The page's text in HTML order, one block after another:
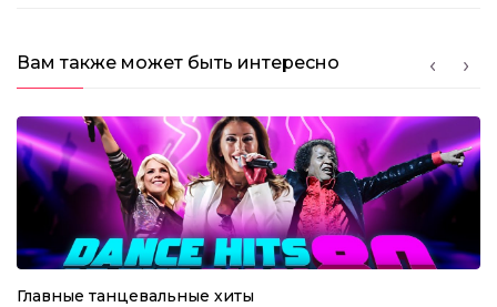
Вам также может быть интересно
Главные танцевальные хиты